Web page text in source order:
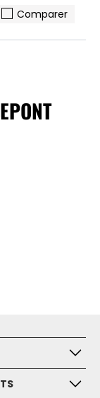
Comparer